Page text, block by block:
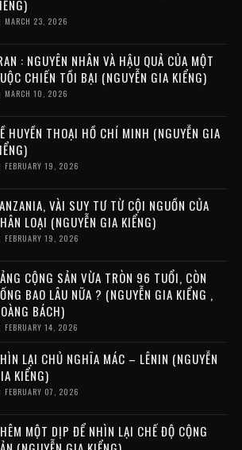
MARCH 23, 2026
: NGUYÊN NHÂN VÀ HẬU QUẢ CỦA MỘT
CHIẾN TỒI BẠI (NGUYỄN GIA KIỂNG)
MARCH 10, 2026
HUYỀN THOẠI HỒ CHÍ MINH (NGUYỄN GIA
FEBRUARY 19, 2026
VÀI SUY TƯ TỪ CỘI NGUỒN CỦA
LOẠI (NGUYỄN GIA KIỂNG)
FEBRUARY 19, 2026
CỘNG SẢN VỪA TRÒN 96 TUỔI, CÒN
BAO LÂU NỮA ? (NGUYỄN GIA KIỂNG ,
BÁCH)
FEBRUARY 14, 2026
LẠI CHỦ NGHĨA MÁC – LÊNIN (NGUYỄN
KIỂNG)
FEBRUARY 07, 2026
MỘT DỊP ĐỂ NHÌN LẠI CHẾ ĐỘ CỘNG